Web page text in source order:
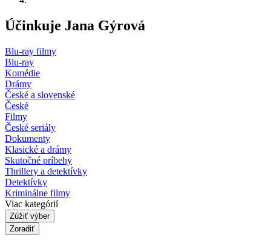
Účinkuje Jana Gýrová
Blu-ray filmy
Blu-ray
Komédie
Drámy
České a slovenské
České
Filmy
České seriály
Dokumenty
Klasické a drámy
Skutočné príbehy
Thrillery a detektívky
Detektívky
Kriminálne filmy
Viac kategórií
Zúžiť výber
Zoradiť